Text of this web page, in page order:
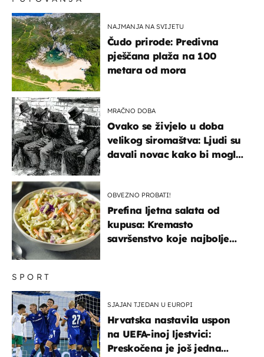
SPORT
SJAJAN TJEDAN U EUROPI
Hrvatska nastavila uspon
na UEFA-inoj ljestvici:
Preskočena je još jedna
NAJMANJA NA SVIJETU
Čudo prirode: Predivna
pješčana plaža na 100
metara od mora
MRAČNO DOBA
Ovako se živjelo u doba
velikog siromaštva: Ljudi su
davali novac kako bi mogli
OBVEZNO PROBATI!
Prefina ljetna salata od
kupusa: Kremasto
savršenstvo koje najbolje